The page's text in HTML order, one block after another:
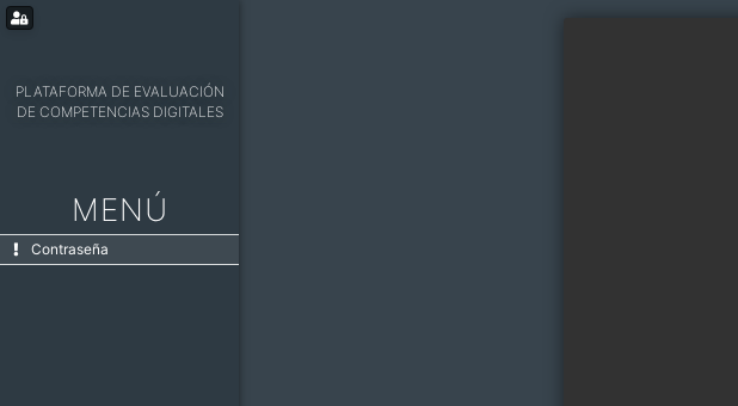
PLATAFORMA DE EVALUACIÓN
DE COMPETENCIAS DIGITALES
MENÚ
Contraseña